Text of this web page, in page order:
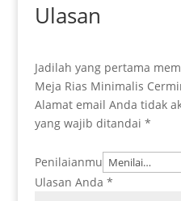
Ulasan
Jadilah yang pertama
Meja Rias Minimalis
Alamat email Anda tidak
yang wajib ditandai *
Penilaianmu
Ulasan Anda *